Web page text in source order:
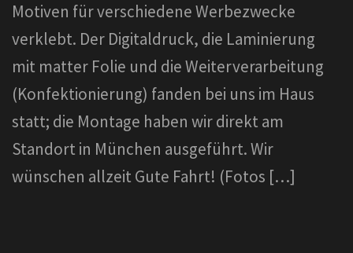
Motiven für verschiedene Werbezwecke
verklebt. Der Digitaldruck, die Laminierung
mit matter Folie und die Weiterverarbeitung
(Konfektionierung) fanden bei uns im Haus
statt; die Montage haben wir direkt am
Standort in München ausgeführt. Wir
wünschen allzeit Gute Fahrt! (Fotos […]